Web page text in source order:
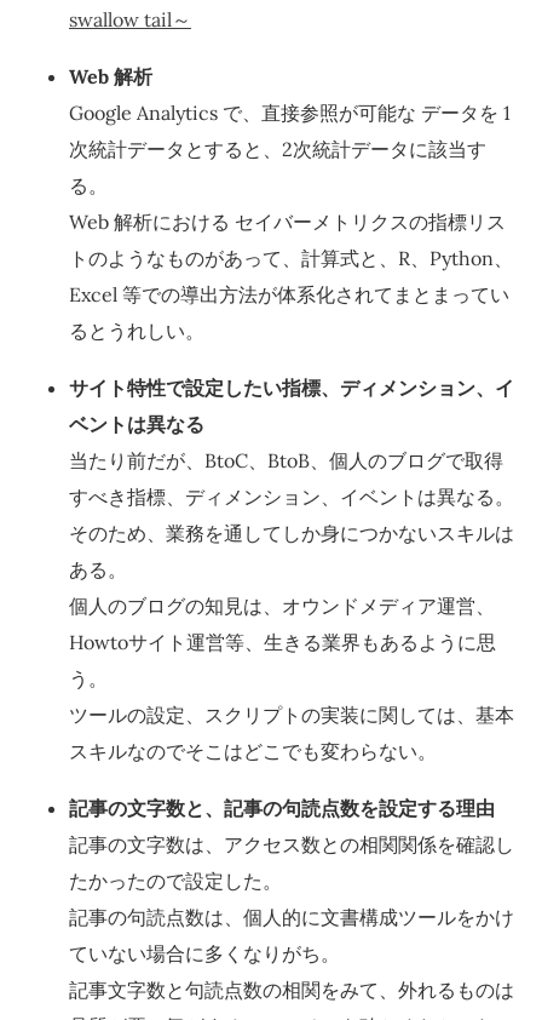
swallow tail～
Web 解析
Google Analytics で、直接参照が可能な データを 1
次統計データとすると、2次統計データに該当す
る。
Web 解析における セイバーメトリクスの指標リス
トのようなものがあって、計算式と、R、Python、
Excel 等での導出方法が体系化されてまとまってい
るとうれしい。
サイト特性で設定したい指標、ディメンション、イ
ベントは異なる
当たり前だが、BtoC、BtoB、個人のブログで取得
すべき指標、ディメンション、イベントは異なる。
そのため、業務を通してしか身につかないスキルは
ある。
個人のブログの知見は、オウンドメディア運営、
Howtoサイト運営等、生きる業界もあるように思
う。
ツールの設定、スクリプトの実装に関しては、基本
スキルなのでそこはどこでも変わらない。
記事の文字数と、記事の句読点数を設定する理由
記事の文字数は、アクセス数との相関関係を確認し
たかったので設定した。
記事の句読点数は、個人的に文書構成ツールをかけ
ていない場合に多くなりがち。
記事文字数と句読点数の相関をみて、外れるものは